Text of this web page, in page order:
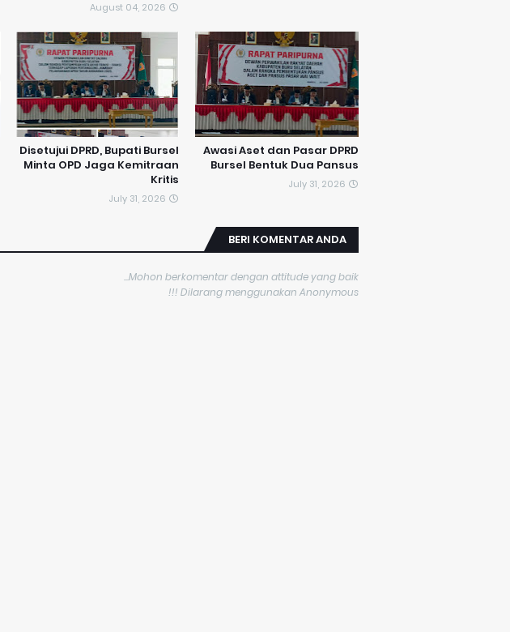
August 04, 2026
Awasi Aset dan Pasar DPRD
Bursel Bentuk Dua Pansus
July 31, 2026
Disetujui DPRD, Bupati Bursel
Minta OPD Jaga Kemitraan
Kritis
July 31, 2026
BERI KOMENTAR ANDA
Mohon berkomentar dengan attitude yang baik...
Dilarang menggunakan Anonymous !!!